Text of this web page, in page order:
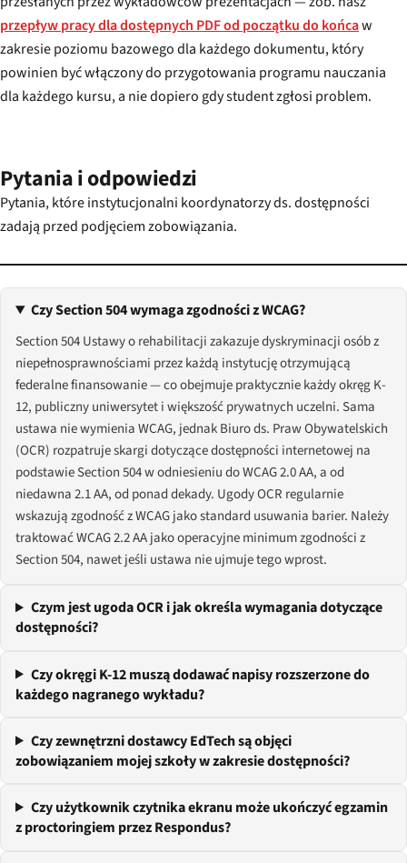
przepływ pracy dla dostępnych PDF od początku do końcaw
zakresie poziomu bazowego dla każdego dokumentu, który
powinien być włączony do przygotowania programu nauczania
dla każdego kursu, a nie dopiero gdy student zgłosi problem.
Pytania i odpowiedzi
Pytania, które instytucjonalni koordynatorzy ds. dostępności
zadają przed podjęciem zobowiązania.
Czy Section 504 wymaga zgodności z WCAG?
Section 504 Ustawy o rehabilitacji zakazuje dyskryminacji osób z
niepełnosprawnościami przez każdą instytucję otrzymującą
federalne finansowanie — co obejmuje praktycznie każdy okręg K-
12, publiczny uniwersytet i większość prywatnych uczelni. Sama
ustawa nie wymienia WCAG, jednak Biuro ds. Praw Obywatelskich
(OCR) rozpatruje skargi dotyczące dostępności internetowej na
podstawie Section 504 w odniesieniu do WCAG 2.0 AA, a od
niedawna 2.1 AA, od ponad dekady. Ugody OCR regularnie
wskazują zgodność z WCAG jako standard usuwania barier. Należy
traktować WCAG 2.2 AA jako operacyjne minimum zgodności z
Section 504, nawet jeśli ustawa nie ujmuje tego wprost.
Czym jest ugoda OCR i jak określa wymagania dotyczące
dostępności?
Czy okręgi K-12 muszą dodawać napisy rozszerzone do
każdego nagranego wykładu?
Czy zewnętrzni dostawcy EdTech są objęci
zobowiązaniem mojej szkoły w zakresie dostępności?
Czy użytkownik czytnika ekranu może ukończyć egzamin
z proctoringiem przez Respondus?